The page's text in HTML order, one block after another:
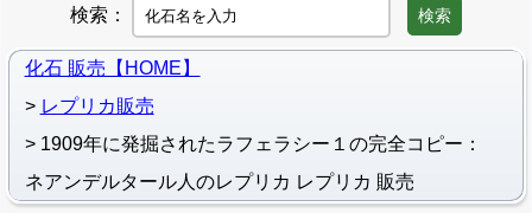
検索： 検索
化石 販売【HOME】
レプリカ販売
1909年に発掘されたラフェラシー１の完全コピー：
ネアンデルタール人のレプリカ レプリカ 販売